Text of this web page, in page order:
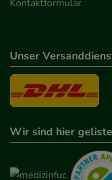
Kontaktformular
Unser
Wir sind hier